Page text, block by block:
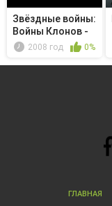
Звёздные войны:
Войны Клонов -
Возвыш...
2008 год 0%
ГЛАВНАЯ